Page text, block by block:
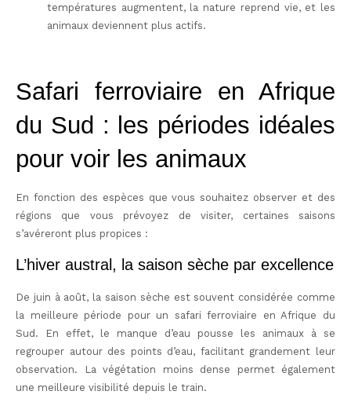
températures augmentent, la nature reprend vie, et les
animaux deviennent plus actifs.
Safari ferroviaire en Afrique
du Sud : les périodes idéales
pour voir les animaux
En fonction des espèces que vous souhaitez observer et des
régions que vous prévoyez de visiter, certaines saisons
s’avéreront plus propices :
L’hiver austral, la saison sèche par excellence
De juin à août, la saison sèche est souvent considérée comme
la meilleure période pour un safari ferroviaire en Afrique du
Sud. En effet, le manque d’eau pousse les animaux à se
regrouper autour des points d’eau, facilitant grandement leur
observation. La végétation moins dense permet également
une meilleure visibilité depuis le train.